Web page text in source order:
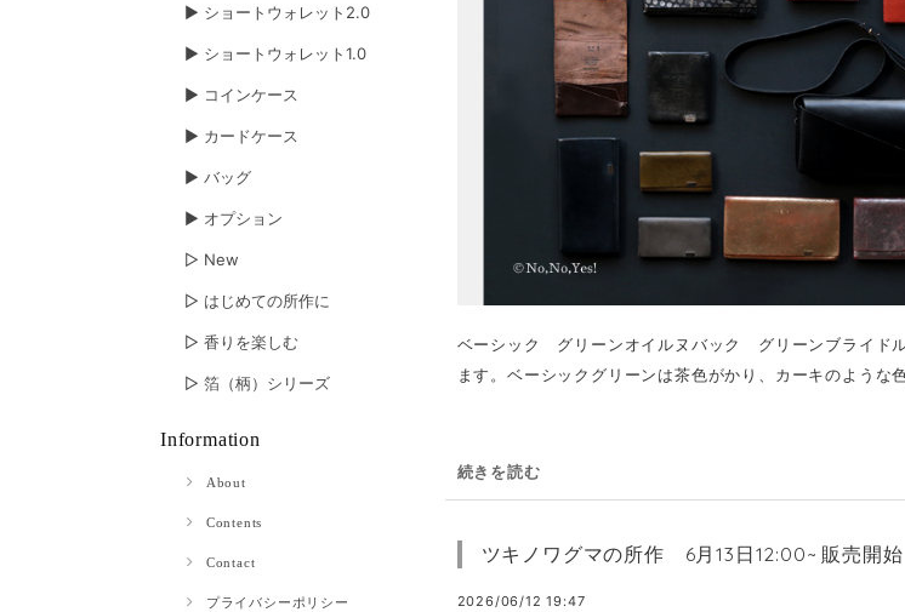
▶︎ ショートウォレット2.0
▶︎ ショートウォレット1.0
▶︎ コインケース
▶︎ カードケース
▶︎ バッグ
▶︎ オプション
▷ New
▷ はじめての所作に
▷ 香りを楽しむ
▷ 箔（柄）シリーズ
Information
About
Contents
Contact
プライバシーポリシー
ベーシック グリーンオイルヌバック グリーンブライド
ます。ベーシックグリーンは茶色がかり、カーキのような
続きを読む
ツキノワグマの所作 6月13日12:00~ 販売開始
2026/06/12 19:47